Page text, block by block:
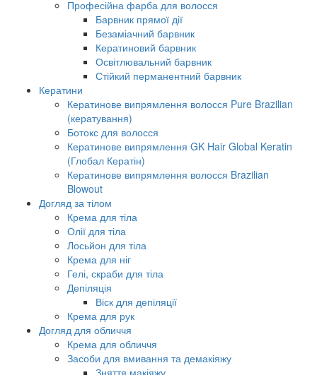
Професійна фарба для волосся
Барвник прямої дії
Безаміачний барвник
Кератиновий барвник
Освітлювальний барвник
Стійкий перманентний барвник
Кератини
Кератинове випрямлення волосся Pure Brazilian
(кератування)
Ботокс для волосся
Кератинове випрямлення GK Hair Global Keratin
(Глобал Кератін)
Кератинове випрямлення волосся Brazilian
Blowout
Догляд за тілом
Крема для тіла
Олії для тіла
Лосьйон для тіла
Крема для ніг
Гелі, скраби для тіла
Депіляція
Віск для депіляції
Крема для рук
Догляд для обличчя
Крема для обличчя
Засоби для вмивання та демакіяжу
Зняття макіяжу